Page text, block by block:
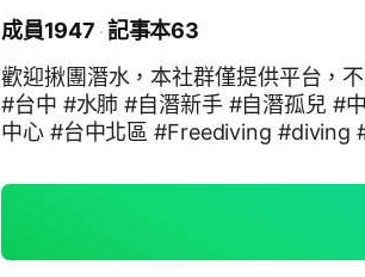
成員1947 記事本63
歡迎揪團潛水，本社群僅提供平台，
#台中 #水肺 #自潛新手 #自潛孤兒 #中部 #
中心 #台中北區 #Freediving #diving #潛伴 #龍洞自潛 #小琉球潛水 #墾
水 #南部潛水 #揪潛伴